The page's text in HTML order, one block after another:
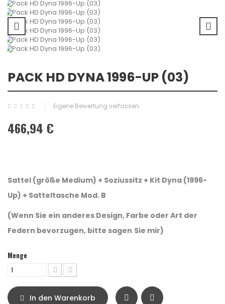
PACK HD DYNA 1996-UP (03)
Eigene Bewertung verfassen
466,94 €
Sattel (größe Medium) + Soziussitz + Kit Dyna (1996-
Up) + Satteltasche Mod. B
(Wenn Sie ein anderes Design, Farbe oder Art der
Federn bevorzugen, bitte sagen Sie mir)
Menge
In den Warenkorb